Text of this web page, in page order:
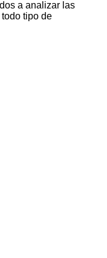
a analizar las
tipo de